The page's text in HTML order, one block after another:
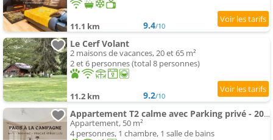
11.1 km 9.4/10
Le Cerf Volant
2 maisons de vacances, 20 et 65 m²
2 et 6 personnes (total 8 personnes)
11.2 km 9.2/10
Appartement T2 calme avec Parking privé - 20 min Versailles - Paris à la campagne
Appartement, 50 m²
4 personnes, 1 chambre, 1 salle de bains